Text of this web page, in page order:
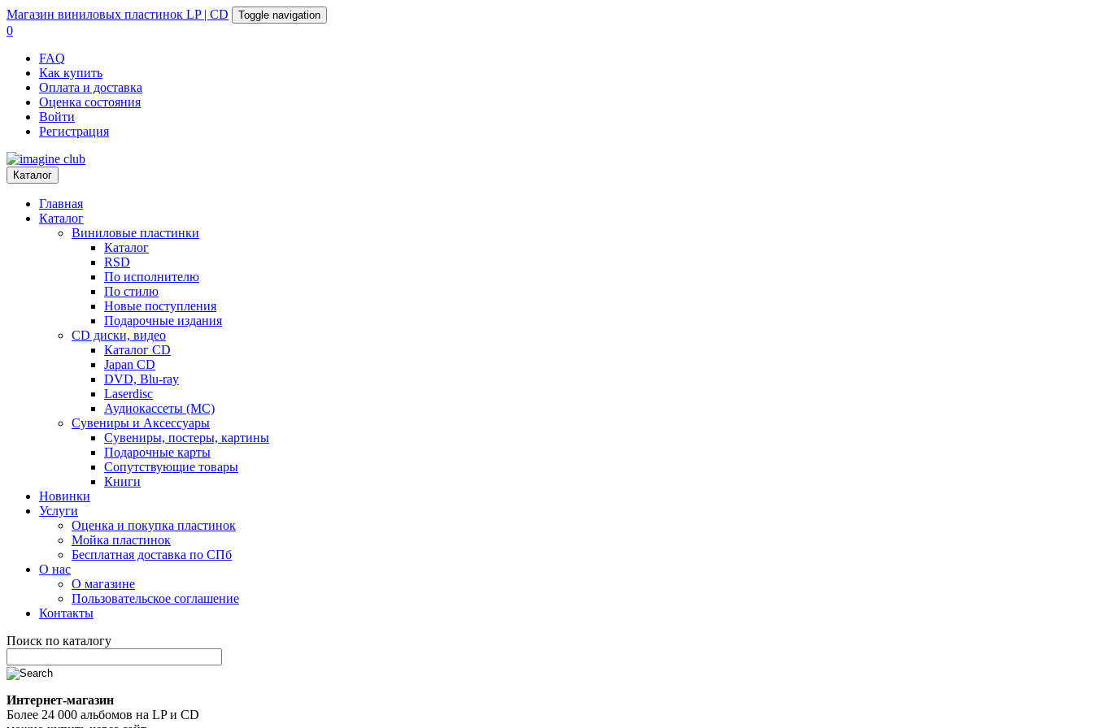
Магазин виниловых пластинок LP | CD Toggle navigation
0
FAQ
Как купить
Оплата и доставка
Оценка состояния
Войти
Регистрация
Каталог
Главная
Каталог
Виниловые пластинки
Каталог
RSD
По исполнителю
По стилю
Новые поступления
Подарочные издания
CD диски, видео
Каталог CD
Japan CD
DVD, Blu-ray
Laserdisc
Аудиокассеты (MC)
Сувениры и Аксессуары
Сувениры, постеры, картины
Подарочные карты
Сопутствующие товары
Книги
Новинки
Услуги
Оценка и покупка пластинок
Мойка пластинок
Бесплатная доставка по СПб
О нас
О магазине
Пользовательское соглашение
Контакты
Поиск по каталогу
Интернет-магазин
Более 24 000 альбомов на LP и CD